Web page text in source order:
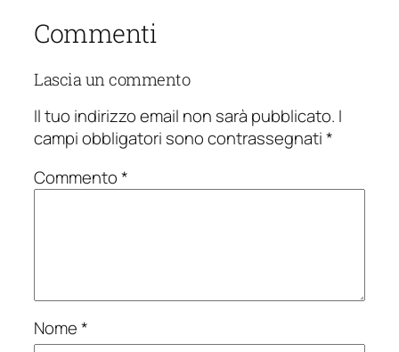
Commenti
Lascia un commento
Il tuo indirizzo email non sarà pubblicato. I
campi obbligatori sono contrassegnati*
Commento*
Nome*